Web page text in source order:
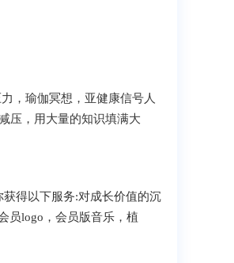
，瑜伽冥想，亚健康信号人
压，用大量的知识填满大
得以下服务:对成长价值的沉
员logo，会员版音乐，植